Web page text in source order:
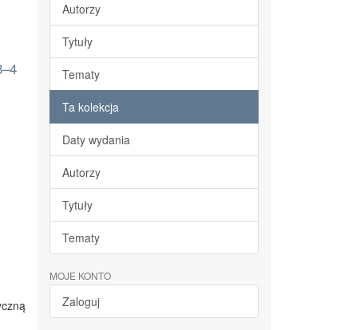
Autorzy
Tytuły
Tematy
Ta kolekcja
Daty wydania
Autorzy
Tytuły
Tematy
MOJE KONTO
Zaloguj